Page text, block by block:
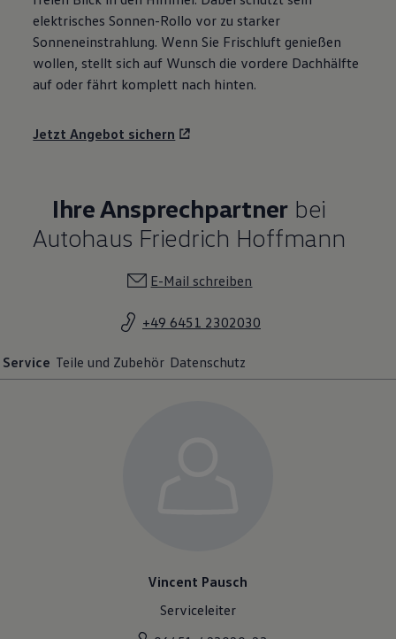
elektrisches Sonnen-Rollo vor zu starker
Sonneneinstrahlung. Wenn Sie Frischluft genießen
wollen, stellt sich auf Wunsch die vordere Dachhälfte
auf oder fährt komplett nach hinten.
Jetzt Angebot sichern
Ihre Ansprechpartner bei
Autohaus Friedrich Hoffmann
E-Mail schreiben
+49 6451 2302030
Service Teile und Zubehör Datenschutz
Vincent Pausch
Serviceleiter